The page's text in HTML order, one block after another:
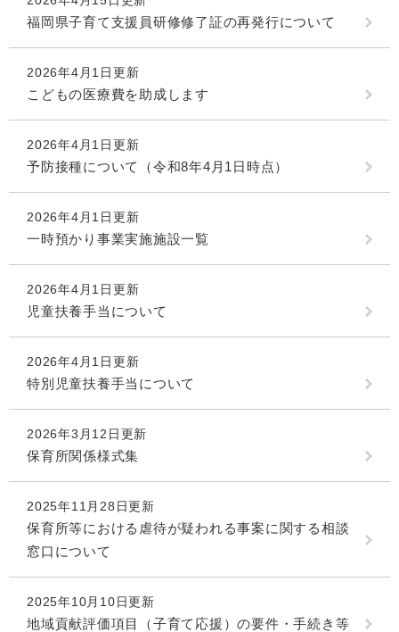
福岡県子育て支援員研修修了証の再発行について
2026年4月1日更新
こどもの医療費を助成します
2026年4月1日更新
予防接種について（令和8年4月1日時点）
2026年4月1日更新
一時預かり事業実施施設一覧
2026年4月1日更新
児童扶養手当について
2026年4月1日更新
特別児童扶養手当について
2026年3月12日更新
保育所関係様式集
2025年11月28日更新
保育所等における虐待が疑われる事案に関する相談
窓口について
2025年10月10日更新
地域貢献評価項目（子育て応援）の要件・手続き等